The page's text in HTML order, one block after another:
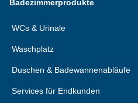
Badezimmerprodukte
WCs & Urinale
Waschplatz
Duschen & Badewannenabläufe
Services für Endkunden